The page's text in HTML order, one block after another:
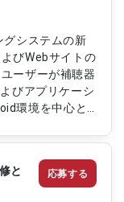
グシステムの新
びWebサイトの
ーザーが補聴器
びアプリケーシ
環境を中心と
ユーザー体験の
貢献していただ
設計および開発
と
応募する